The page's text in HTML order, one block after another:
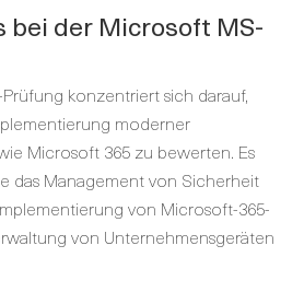
bei der Microsoft MS-
konzentriert sich darauf,
moderner
Microsoft 365 zu bewerten. Es
das Management von Sicherheit
von Microsoft-365-
von Unternehmensgeräten